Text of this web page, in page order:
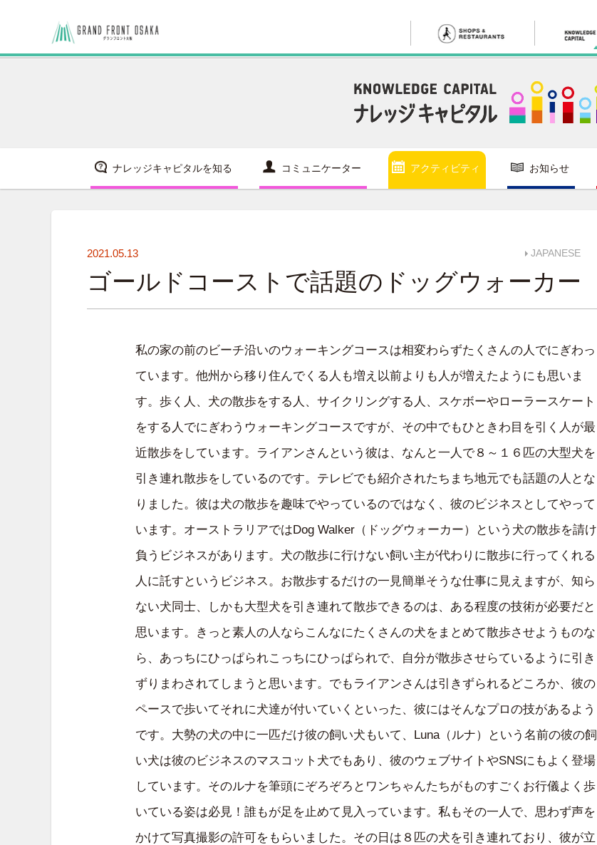
ナレッジキャピタルを知る コミュニケーター アクティビティ お知らせ
JAPANESE
2021.05.13
ゴールドコーストで話題のドッグウォーカー
私の家の前のビーチ沿いのウォーキングコースは相変わらずたくさんの人でにぎわっ
ています。他州から移り住んでくる人も増え以前よりも人が増えたようにも思いま
す。歩く人、犬の散歩をする人、サイクリングする人、スケボーやローラースケート
をする人でにぎわうウォーキングコースですが、その中でもひときわ目を引く人が最
近散歩をしています。ライアンさんという彼は、なんと一人で８～１６匹の大型犬を
引き連れ散歩をしているのです。テレビでも紹介されたちまち地元でも話題の人とな
りました。彼は犬の散歩を趣味でやっているのではなく、彼のビジネスとしてやって
います。オーストラリアではDog Walker（ドッグウォーカー）という犬の散歩を請け
負うビジネスがあります。犬の散歩に行けない飼い主が代わりに散歩に行ってくれる
人に託すというビジネス。お散歩するだけの一見簡単そうな仕事に見えますが、知ら
ない犬同士、しかも大型犬を引き連れて散歩できるのは、ある程度の技術が必要だと
思います。きっと素人の人ならこんなにたくさんの犬をまとめて散歩させようものな
ら、あっちにひっぱられこっちにひっぱられで、自分が散歩させらているように引き
ずりまわされてしまうと思います。でもライアンさんは引きずられるどころか、彼の
ペースで歩いてそれに犬達が付いていくといった、彼にはそんなプロの技があるよう
です。大勢の犬の中に一匹だけ彼の飼い犬もいて、Luna（ルナ）という名前の彼の飼
い犬は彼のビジネスのマスコット犬でもあり、彼のウェブサイトやSNSにもよく登場
しています。そのルナを筆頭にぞろぞろとワンちゃんたちがものすごくお行儀よく歩
いている姿は必見！誰もが足を止めて見入っています。私もその一人で、思わず声を
かけて写真撮影の許可をもらいました。その日は８匹の犬を引き連れており、彼が立